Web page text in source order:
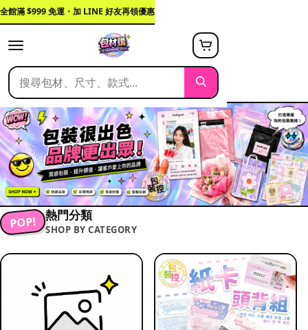
全館滿 $999 免運・加 LINE 好友再領優惠
POP! 熱門分類
SHOP BY CATEGORY